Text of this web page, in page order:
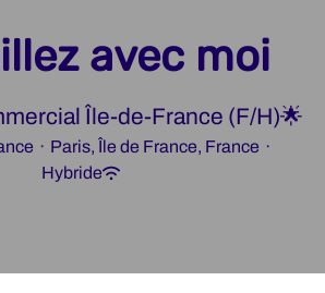
avec moi
Île-de-France (F/H)🌟
· Paris, Île de France, France ·
Hybride